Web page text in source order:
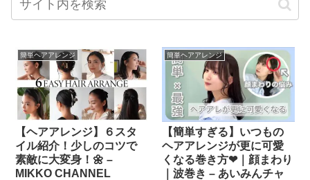
簡単ヘアアレンジ
【ヘアアレンジ】６スタ
イル紹介！少しのコツで
素敵に大変身！🌼 –
MIKKO CHANNEL
簡単ヘアアレンジ
【簡単すぎる】いつもの
ヘアアレンジが更に可愛
くなる巻き方❤︎｜顔まわり
｜波巻き – あいみんチャ